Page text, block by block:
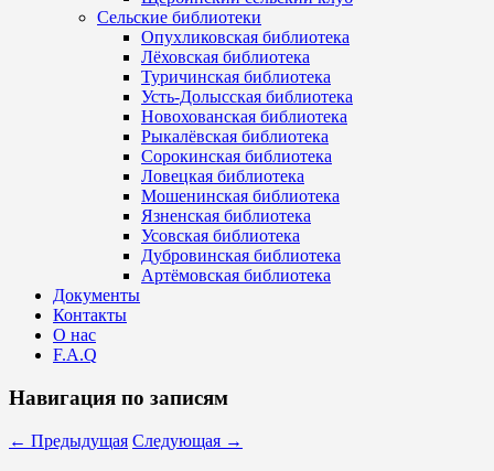
Сельские библиотеки
Опухликовская библиотека
Лёховская библиотека
Туричинская библиотека
Усть-Долысская библиотека
Новохованская библиотека
Рыкалёвская библиотека
Сорокинская библиотека
Ловецкая библиотека
Мошенинская библиотека
Язненская библиотека
Усовская библиотека
Дубровинская библиотека
Артёмовская библиотека
Документы
Контакты
О нас
F.A.Q
Навигация по записям
← Предыдущая Следующая →